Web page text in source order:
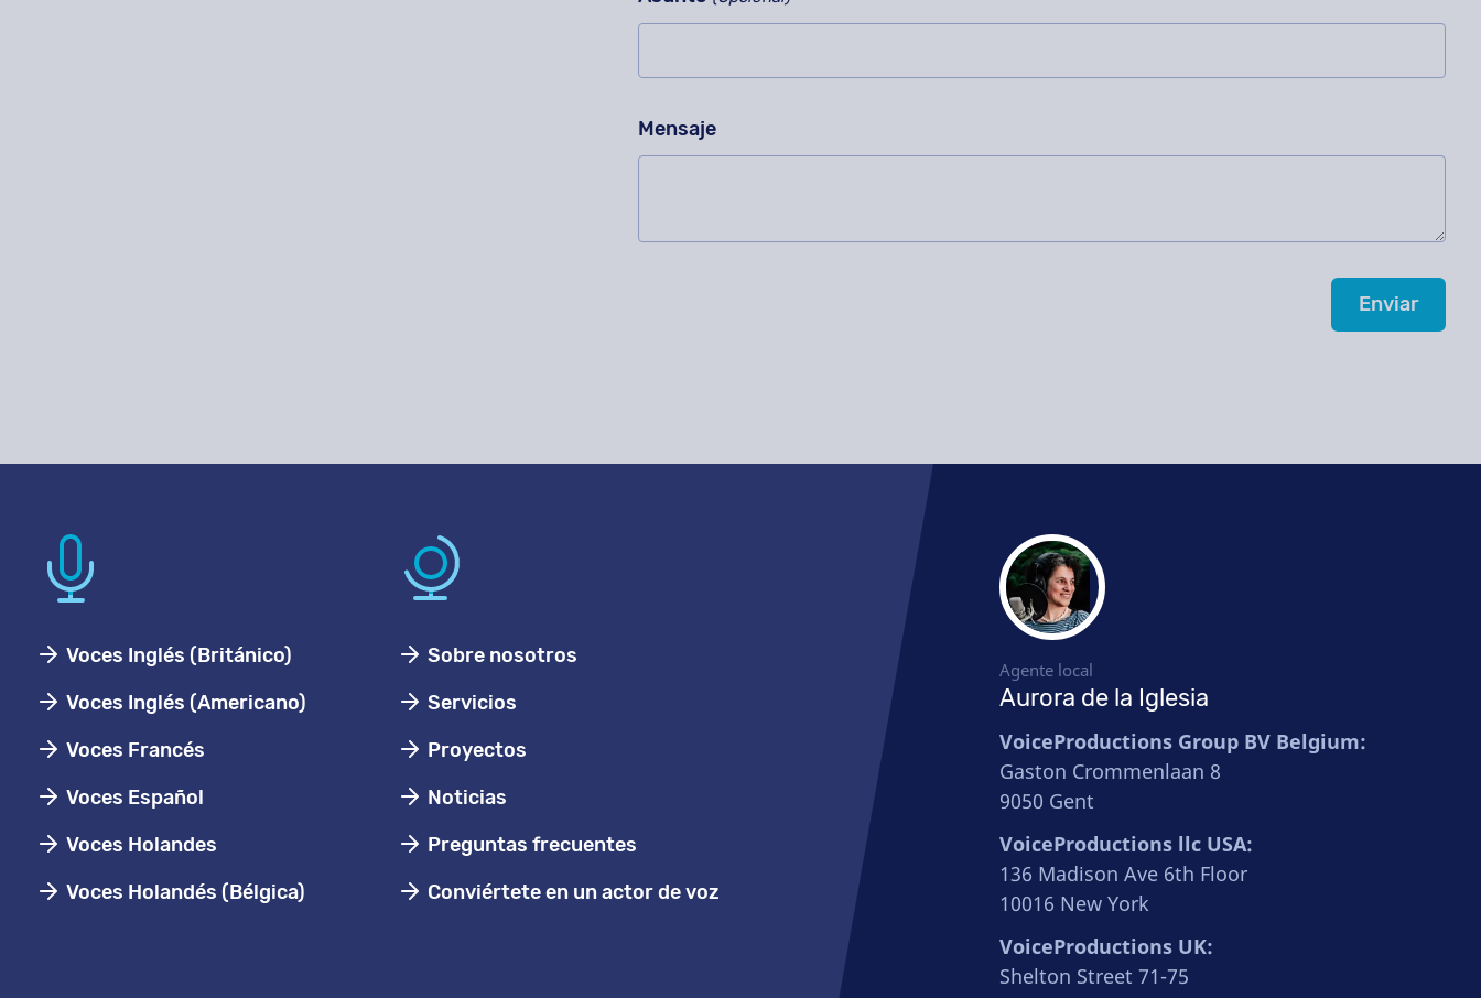
Mensaje
Voces Inglés (Británico)
Voces Inglés (Americano)
Voces Francés
Voces Español
Voces Holandes
Voces Holandés (Bélgica)
Sobre nosotros
Servicios
Proyectos
Noticias
Preguntas frecuentes
Conviértete en un actor de voz
Agente local
Aurora de la Iglesia
VoiceProductions Group BV Belgium:
Gaston Crommenlaan 8
9050 Gent
VoiceProductions llc USA:
136 Madison Ave 6th Floor
10016 New York
VoiceProductions UK:
Shelton Street 71-75